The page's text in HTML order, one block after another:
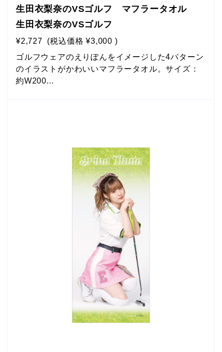
生田衣梨奈のVSゴルフ マフラータオル
生田衣梨奈のVSゴルフ
¥2,727 (税込価格 ¥3,000 )
ゴルフウェアのえりぽんをイメージした4パターン
のイラストがかわいいマフラータオル。サイズ：
約W200...